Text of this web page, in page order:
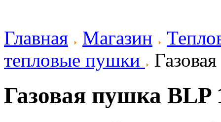
Главная Магазин
тепловые пушки
Газовая пушка BLP